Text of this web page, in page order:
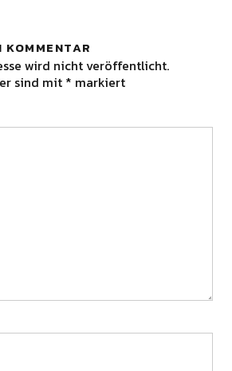
KOMMENTAR
wird nicht veröffentlicht.
sind mit * markiert